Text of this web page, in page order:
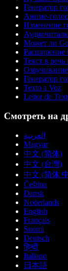
Генератор
Аниме-
Изменение
Может ли
Расширение
Текст в
Генератор
Texto a Voz
Leitor de
Смотреть на
العربية
Magyar
中文 (简体)
中文 (台灣)
中文 (简体
Čeština
Dansk
Nederlands
English
Français
Suomi
Deutsch
हिन्दी
Italiano
日本語